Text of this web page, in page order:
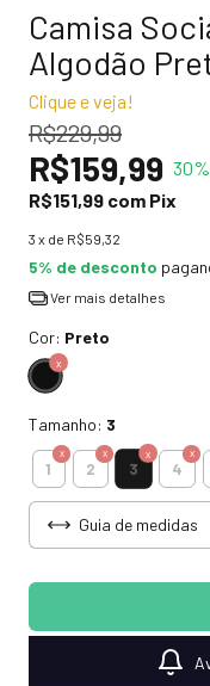
Camisa
Algodão
Clique e veja!
R$229,99
R$159,99 30
R$151,99 com Pix
3 x de R$59,32
5% de desconto
Ver mais detalhes
Cor: Preto
Tamanho: 3
1 2 3 4
Guia de medidas